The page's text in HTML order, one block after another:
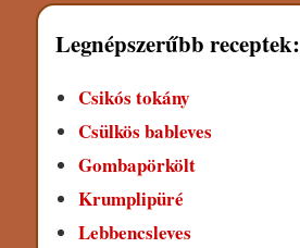
Legnépszerűbb receptek:
Csikós tokány
Csülkös bableves
Gombapörkölt
Krumplipüré
Lebbencsleves